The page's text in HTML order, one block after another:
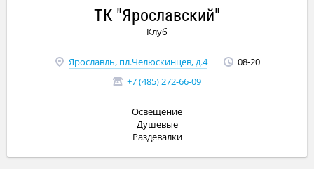
ТК "Ярославский"
Клуб
Ярославль, пл.Челюскинцев, д.4
08-20
+7 (485) 272-66-09
Освещение
Душевые
Раздевалки